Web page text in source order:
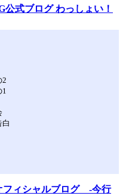
公式ブログ わっしょい！
2
フィシャルブログ -今行